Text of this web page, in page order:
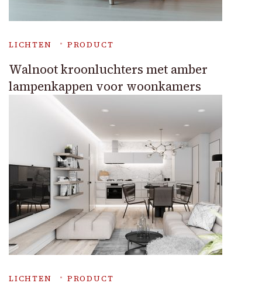
LICHTEN PRODUCT
Walnoot kroonluchters met amber
lampenkappen voor woonkamers
LICHTEN PRODUCT